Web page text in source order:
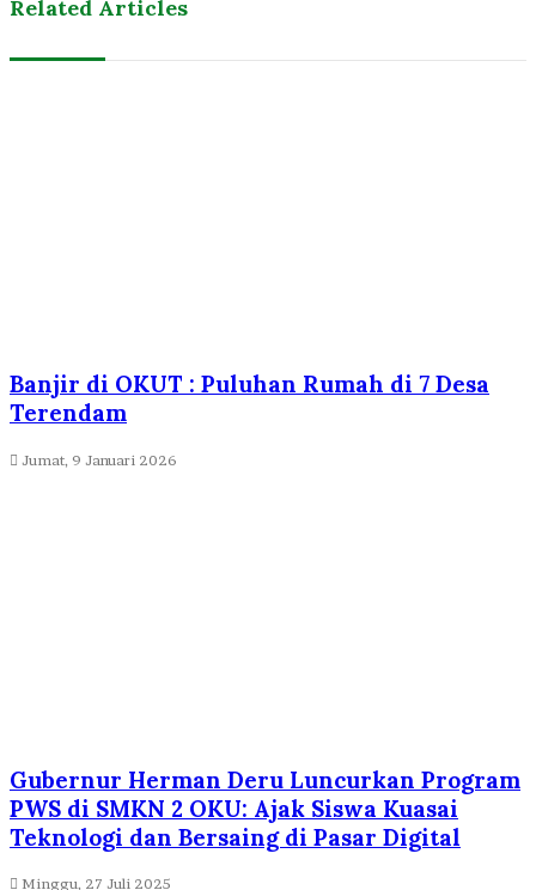
Related Articles
Banjir di OKUT : Puluhan Rumah di 7 Desa
Terendam
Jumat, 9 Januari 2026
Gubernur Herman Deru Luncurkan Program
PWS di SMKN 2 OKU: Ajak Siswa Kuasai
Teknologi dan Bersaing di Pasar Digital
Minggu, 27 Juli 2025